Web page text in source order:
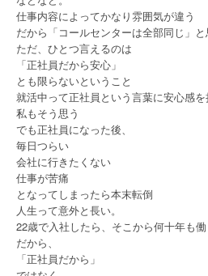
仕事内容によってかなり雰囲気が違う
だから「コールセンターは全部同じ」
ただ、ひとつ言えるのは
「正社員だから安心」
とも限らないということ
就活中って正社員という言葉に安心感を
私もそう思う
でも正社員になった後、
毎日つらい
会社に行きたくない
仕事が苦痛
となってしまったら本末転倒
人生って意外と長い。
22歳で入社したら、そこから何十年も
だから、
「正社員だから」